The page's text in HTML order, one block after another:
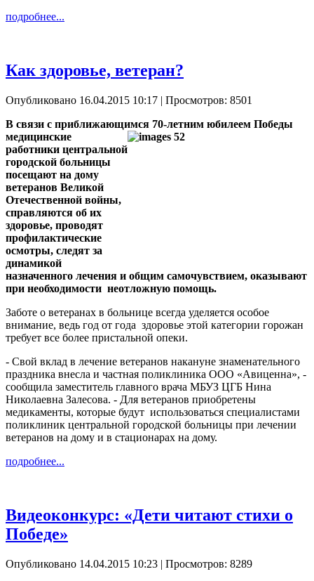
подробнее...
Как здоровье, ветеран?
Опубликовано 16.04.2015 10:17 | Просмотров: 8501
В связи с приближающимся 70-летним юбилеем Победы
медицинские
работники центральной
городской больницы
посещают на дому
ветеранов Великой
Отечественной войны,
справляются об их
здоровье, проводят
профилактические
осмотры, следят за
динамикой
назначенного лечения и общим самочувствием, оказывают
при необходимости неотложную помощь.
Заботе о ветеранах в больнице всегда уделяется особое
внимание, ведь год от года здоровье этой категории горожан
требует все более пристальной опеки.
- Свой вклад в лечение ветеранов накануне знаменательного
праздника внесла и частная поликлиника ООО «Авиценна», -
сообщила заместитель главного врача МБУЗ ЦГБ Нина
Николаевна Залесова. - Для ветеранов приобретены
медикаменты, которые будут использоваться специалистами
поликлиник центральной городской больницы при лечении
ветеранов на дому и в стационарах на дому.
подробнее...
Видеоконкурс: «Дети читают стихи о
Победе»
Опубликовано 14.04.2015 10:23 | Просмотров: 8289